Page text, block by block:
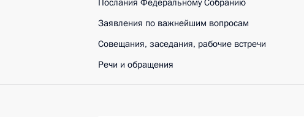
Послания Федеральному Собранию
Заявления по важнейшим вопросам
Совещания, заседания, рабочие встречи
Речи и обращения